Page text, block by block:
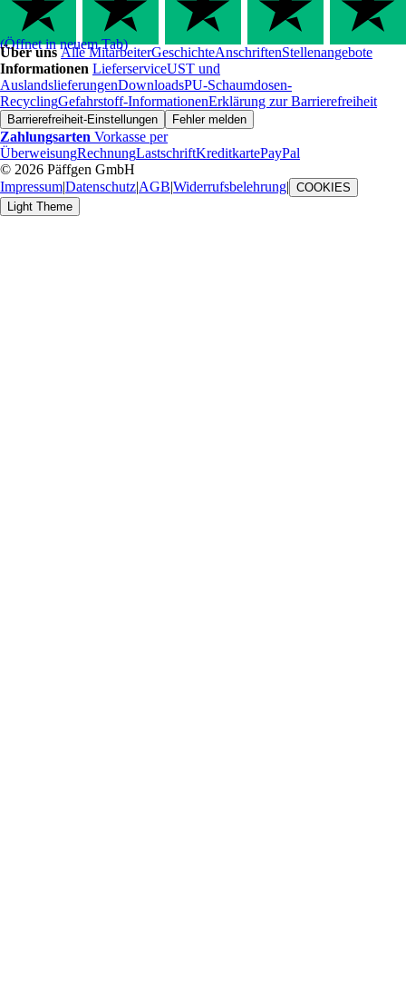
(Öffnet in neuem Tab)
Über unsAlle MitarbeiterGeschichteAnschriftenStellenangebote
Informationen LieferserviceUST und
AuslandslieferungenDownloadsPU-Schaumdosen-
RecyclingGefahrstoff-InformationenErklärung zur Barrierefreiheit
Barrierefreiheit-Einstellungen Fehler melden
Zahlungsarten Vorkasse per
ÜberweisungRechnungLastschriftKreditkartePayPal
© 2026 Päffgen GmbH
Impressum|Datenschutz|AGB|Widerrufsbelehrung| COOKIES
Light Theme